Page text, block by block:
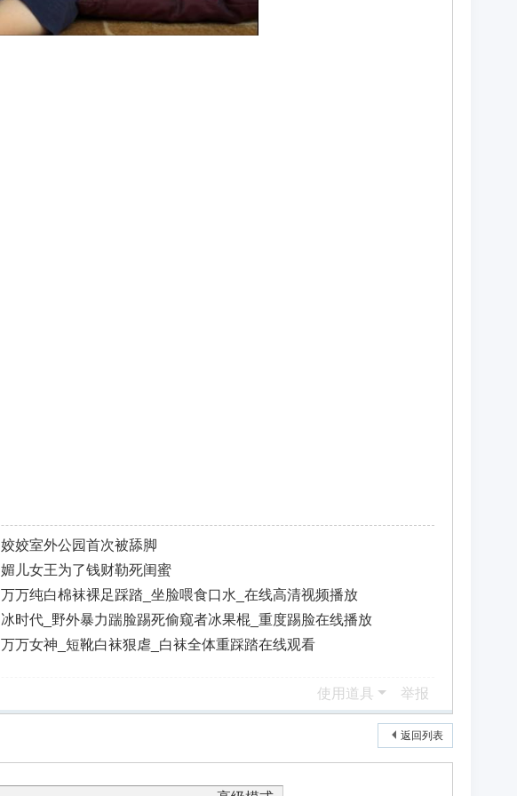
姣姣室外公园首次被舔脚
媚儿女王为了钱财勒死闺蜜
万万纯白棉袜裸足踩踏_坐脸喂食口水_在线高清视频播放
冰时代_野外暴力踹脸踢死偷窥者冰果棍_重度踢脸在线播放
万万女神_短靴白袜狠虐_白袜全体重踩踏在线观看
使用道具 举报
返回列表